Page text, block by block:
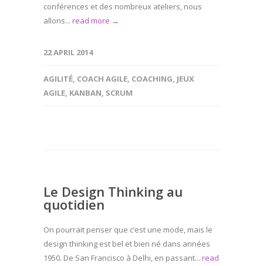
conférences et des nombreux ateliers, nous
allons... read more →
22 APRIL 2014
AGILITÉ, COACH AGILE, COACHING, JEUX
AGILE, KANBAN, SCRUM
Le Design Thinking au
quotidien
On pourrait penser que c’est une mode, mais le
design thinking est bel et bien né dans années
1950. De San Francisco à Delhi, en passant... read